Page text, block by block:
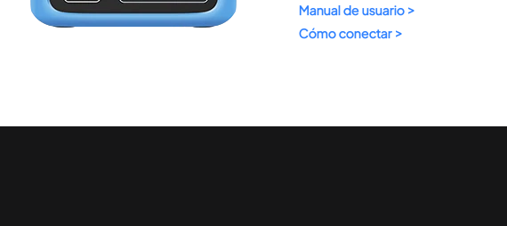
Manual de usuario >
Cómo conectar >